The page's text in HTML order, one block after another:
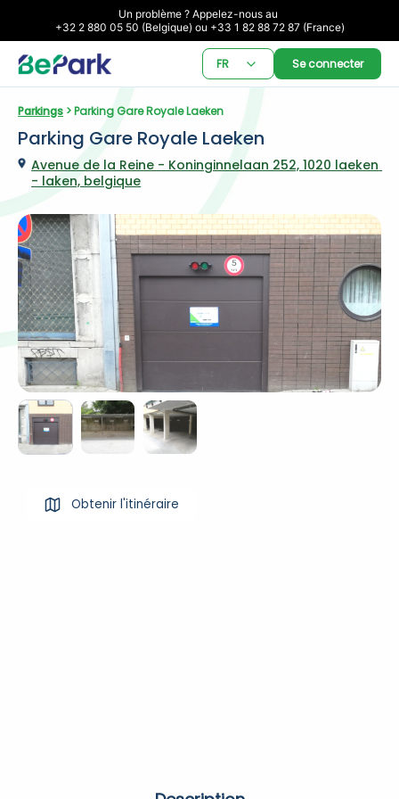
Un problème ? Appelez-nous au
+32 2 880 05 50 (Belgique) ou +33 1 82 88 72 87 (France)
FR Se connecter
Parkings > Parking Gare Royale Laeken
Parking Gare Royale Laeken
Avenue de la Reine - Koninginnelaan 252, 1020 laeken
- laken, belgique
Obtenir l'itinéraire